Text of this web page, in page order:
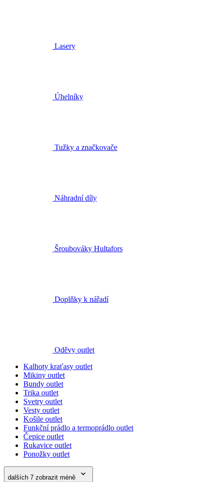
Bundy outlet
Čepice outlet
Rukavice outlet
Ponožky outlet
dalších 7 zobrazit méně
Obuv outlet